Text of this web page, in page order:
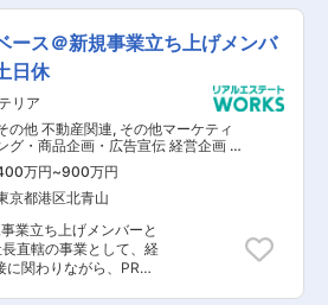
プクラスの実績を誇り
用不動産を購入される
地を持たない一般のサ
です。富裕層向けの不
地活用とは異なるビジ
す。そのため、オーナ
ながら不動産経営をお
動産投資をサポートす
ンファシリティーズの
ー様から管理委託を受
く担当します。 ■業
ジションでは、「入居
たします。入居者様対
お住まいの入居者様か
見・ご相談などを丁寧
ィに対応していくこと
ース＠新規事業立ち上げメンバ
日休
リア
の他 不動産関連, その他マーケティ
グ・商品企画・広告宣伝 経営企画 そ
の他（インフラエンジニア） その他
ステム開発・運用
万円~900万円
京都港区北青山
業立ち上げメンバーと
直轄の事業として、経
に関わりながら、PRJ